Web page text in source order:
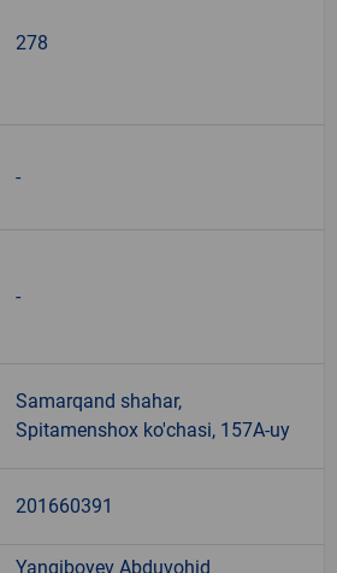
278
-
-
Samarqand shahar,
Spitamenshox ko'chasi, 157A-uy
201660391
Yangiboyev Abduvohid